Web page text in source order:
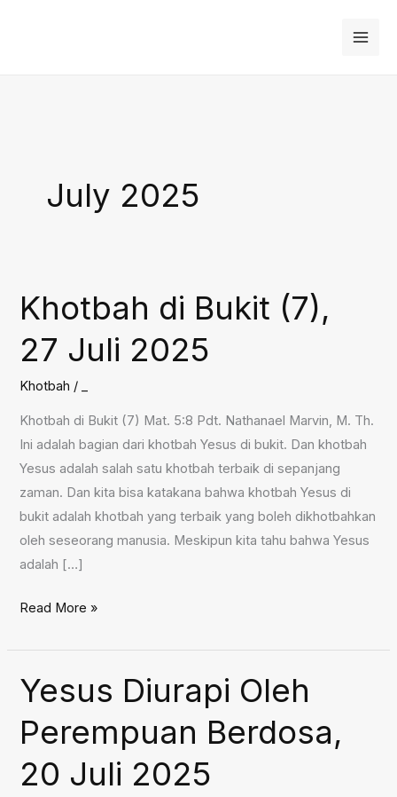
July 2025
Khotbah di Bukit (7),
27 Juli 2025
Khotbah /
Khotbah di Bukit (7) Mat. 5:8 Pdt. Nathanael Marvin, M. Th.
Ini adalah bagian dari khotbah Yesus di bukit. Dan khotbah
Yesus adalah salah satu khotbah terbaik di sepanjang
zaman. Dan kita bisa katakana bahwa khotbah Yesus di
bukit adalah khotbah yang terbaik yang boleh dikhotbahkan
oleh seseorang manusia. Meskipun kita tahu bahwa Yesus
adalah […]
Khotbah
Bukit
(7),
27
Juli
Read More »
Yesus Diurapi Oleh
Perempuan Berdosa,
20 Juli 2025